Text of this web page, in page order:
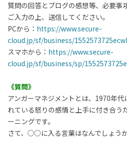
質問の回答とブログの感想等、必要事
ご入力の上、送信してください。
PCから： https://www.secure-
cloud.jp/sf/business/
スマホから： https://www.secure-
cloud.jp/sf/business/sp/
《質問》
アンガーマネジメントとは、1970年
れている怒りの感情と上手に付き合
ーニングです。
さて、○○に入る言葉はなんでしょう